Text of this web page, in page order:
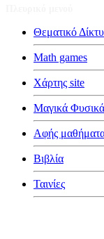
Θεματικό
Math games
Χάρτης site
Μαγικά Φυσικά
Αφής
Βιβλία
Ταινίες